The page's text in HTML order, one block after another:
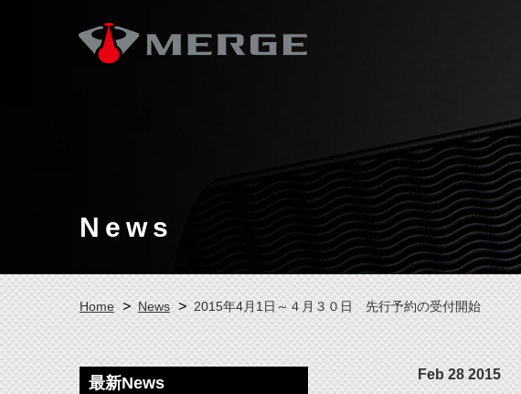
News
Home News 2015年4月1日～４月３０日 先行予約の受付開始
Feb 28 2015
最新News